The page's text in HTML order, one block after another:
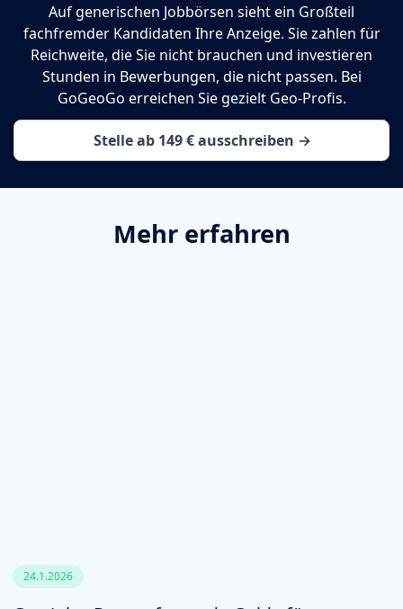
Auf generischen Jobbörsen sieht ein Großteil
fachfremder Kandidaten Ihre Anzeige. Sie zahlen für
Reichweite, die Sie nicht brauchen und investieren
Stunden in Bewerbungen, die nicht passen. Bei
GoGeoGo erreichen Sie gezielt Geo-Profis.
Stelle ab 149 € ausschreiben →
Mehr erfahren
24.1.2026